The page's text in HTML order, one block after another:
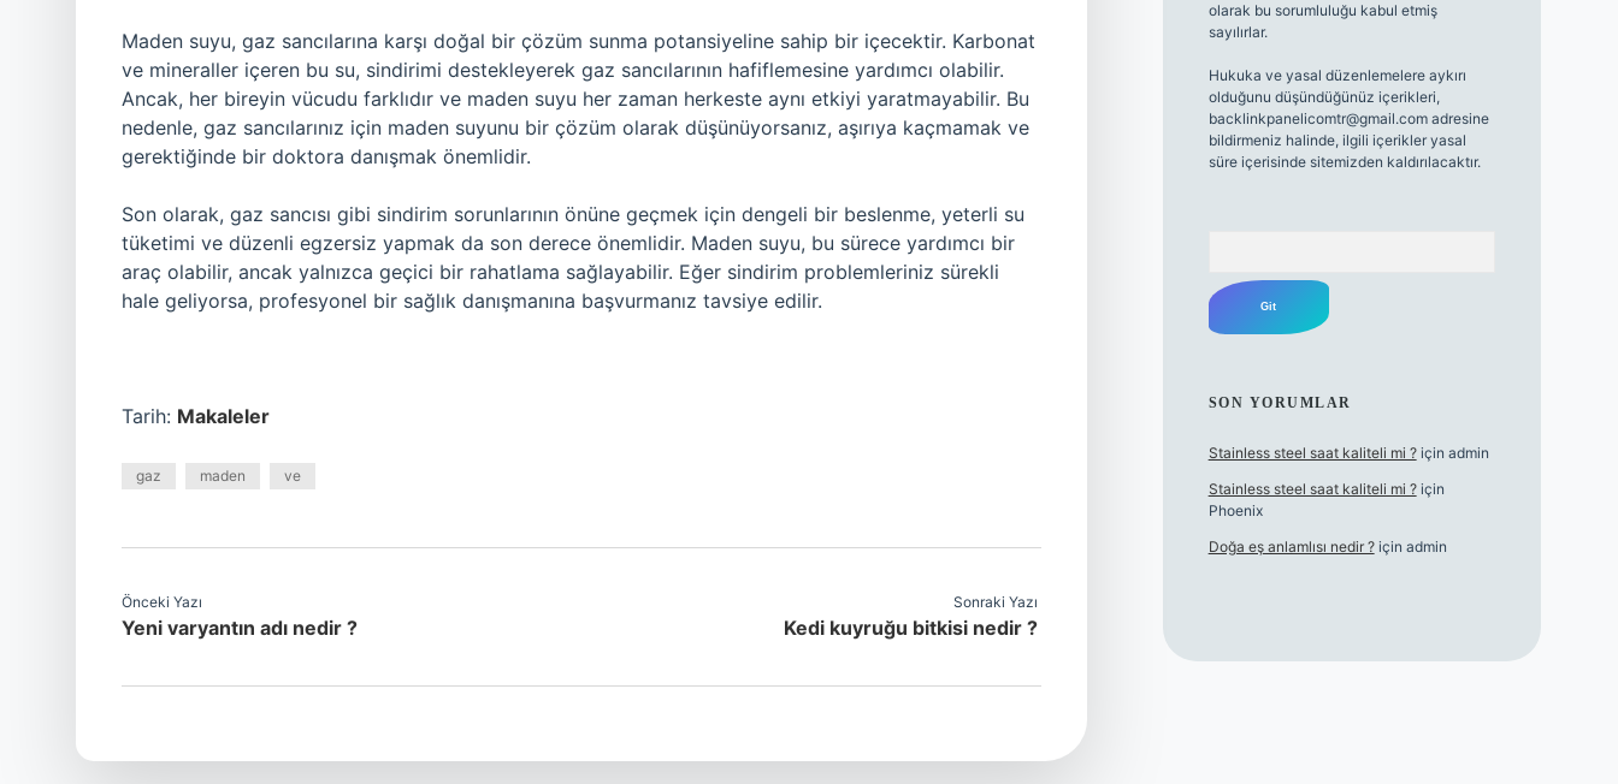
Maden suyu, gaz sancılarına karşı doğal bir çözüm sunma potansiyeline sahip bir içecektir. Karbonat
ve mineraller içeren bu su, sindirimi destekleyerek gaz sancılarının hafiflemesine yardımcı olabilir.
Ancak, her bireyin vücudu farklıdır ve maden suyu her zaman herkeste aynı etkiyi yaratmayabilir. Bu
nedenle, gaz sancılarınız için maden suyunu bir çözüm olarak düşünüyorsanız, aşırıya kaçmamak ve
gerektiğinde bir doktora danışmak önemlidir.
Son olarak, gaz sancısı gibi sindirim sorunlarının önüne geçmek için dengeli bir beslenme, yeterli su
tüketimi ve düzenli egzersiz yapmak da son derece önemlidir. Maden suyu, bu sürece yardımcı bir
araç olabilir, ancak yalnızca geçici bir rahatlama sağlayabilir. Eğer sindirim problemleriniz sürekli
hale geliyorsa, profesyonel bir sağlık danışmanına başvurmanız tavsiye edilir.
Tarih: Makaleler
gaz maden ve
Önceki Yazı
Yeni varyantın adı nedir ?
Sonraki Yazı
Kedi kuyruğu bitkisi nedir ?
olarak bu sorumluluğu kabul etmiş
sayılırlar.
Hukuka ve yasal düzenlemelere aykırı
olduğunu düşündüğünüz içerikleri,
backlinkpanelicomtr@gmail.comadresine
bildirmeniz halinde, ilgili içerikler yasal
süre içerisinde sitemizden kaldırılacaktır.
SON YORUMLAR
Stainless steel saat kaliteli mi ?için admin
Stainless steel saat kaliteli mi ?için
Phoenix
Doğa eş anlamlısı nedir ?için admin